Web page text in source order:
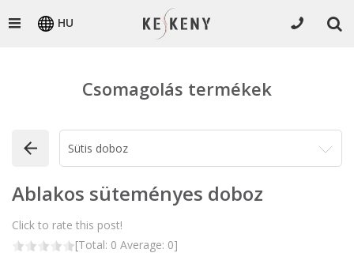
HU
Csomagolás termékek
Ablakos süteményes doboz
Click to rate this post!
[Total: 0 Average: 0]